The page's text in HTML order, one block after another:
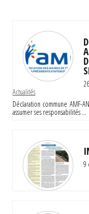
Actualités
Déclaration commune AMF-
assumer ses responsabilités …
9